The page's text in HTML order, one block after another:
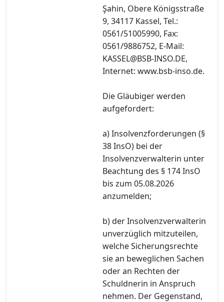
Şahin, Obere Königsstraße
9, 34117 Kassel, Tel.:
0561/51005990, Fax:
0561/9886752, E-Mail:
KASSEL@BSB-INSO.DE,
Internet: www.bsb-inso.de.
Die Gläubiger werden
aufgefordert:
a) Insolvenzforderungen (§
38 InsO) bei der
Insolvenzverwalterin unter
Beachtung des § 174 InsO
bis zum 05.08.2026
anzumelden;
b) der Insolvenzverwalterin
unverzüglich mitzuteilen,
welche Sicherungsrechte
sie an beweglichen Sachen
oder an Rechten der
Schuldnerin in Anspruch
nehmen. Der Gegenstand,